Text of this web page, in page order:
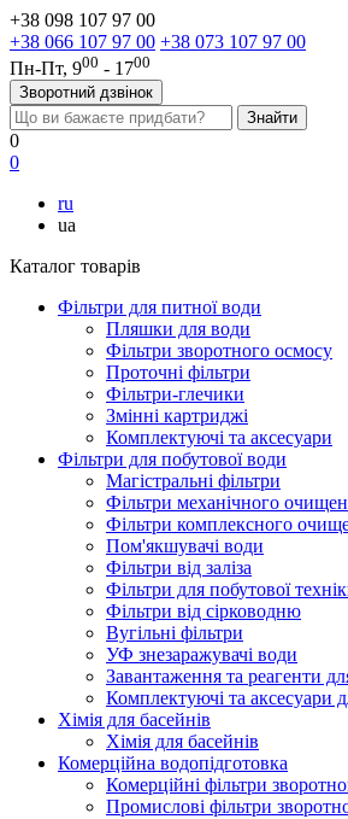
+38 098 107 97 00
+38 066 107 97 00 +38 073 107 97 00
Пн-Пт, 900 - 1700
Зворотний дзвінок
0
0
ru
ua
Каталог товарів
Фільтри для питної води
Пляшки для води
Фільтри зворотного осмосу
Проточні фільтри
Фільтри-глечики
Змінні картриджі
Комплектуючі та аксесуари
Фільтри для побутової води
Магістральні фільтри
Фільтри механічного
Фільтри комплексного
Пом'якшувачі води
Фільтри від заліза
Фільтри для побутової
Фільтри від сірководню
Вугільні фільтри
УФ знезаражувачі води
Завантаження та реагенти
Комплектуючі та аксесуари
Хімія для басейнів
Хімія для басейнів
Комерційна водопідготовка
Комерційні фільтри
Промислові фільтри